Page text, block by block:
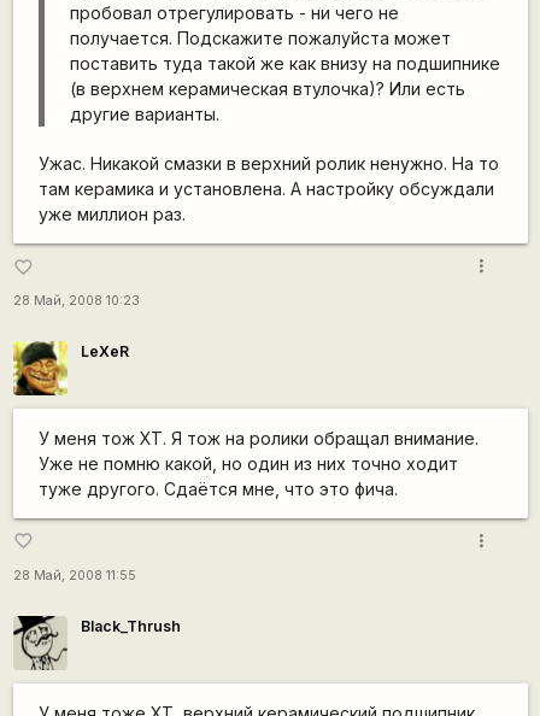
пробовал отрегулировать - ни чего не
получается. Подскажите пожалуйста может
поставить туда такой же как внизу на подшипнике
(в верхнем керамическая втулочка)? Или есть
другие варианты.
Ужас. Никакой смазки в верхний ролик ненужно. На то
там керамика и установлена. А настройку обсуждали
уже миллион раз.
favorite_border
28 Май, 2008 10:23
more_vert
LeXeR
У меня тож XT. Я тож на ролики обращал внимание.
Уже не помню какой, но один из них точно ходит
туже другого. Сдаётся мне, что это фича.
favorite_border
28 Май, 2008 11:55
more_vert
Black_Thrush